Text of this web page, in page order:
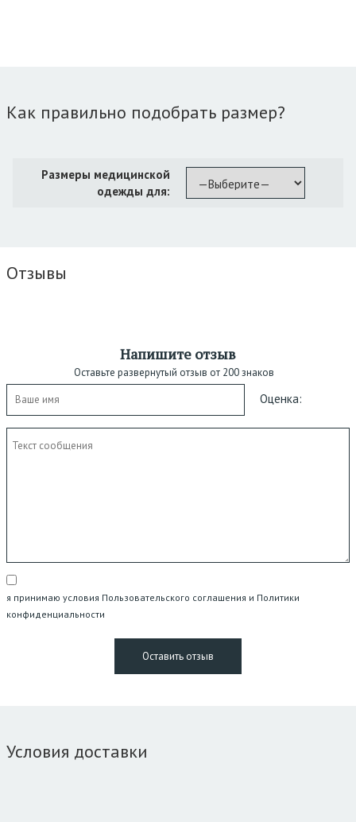
Как правильно подобрать размер?
Размеры медицинской
одежды для:
Отзывы
Напишите отзыв
Оставьте развернутый отзыв от 200 знаков
Оценка:
я принимаю условия Пользовательского соглашения и Политики
конфиденциальности
Условия доставки